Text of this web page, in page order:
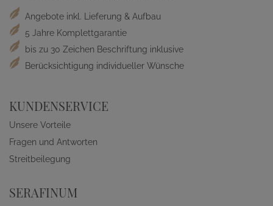
Angebote inkl. Lieferung & Aufbau
5 Jahre Komplettgarantie
bis zu 30 Zeichen Beschriftung inklusive
Berücksichtigung individueller Wünsche
KUNDENSERVICE
Unsere Vorteile
Fragen und Antworten
Streitbeilegung
SERAFINUM